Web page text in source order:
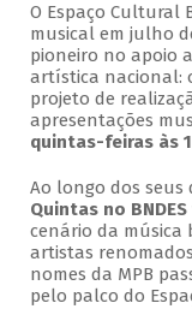
O Espaço Cultural
musical em julho
pioneiro no apoio
artística nacional:
projeto de
apresentações
quintas-feiras às
Ao longo dos seus
Quintas no BNDES
cenário da música
artistas
nomes da MPB
pelo palco do